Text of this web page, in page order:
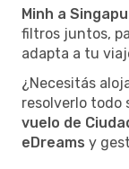
Minh a
filtros juntos,
adapta a tu
¿Necesitás
resolverlo todo
vuelo de
eDreams y